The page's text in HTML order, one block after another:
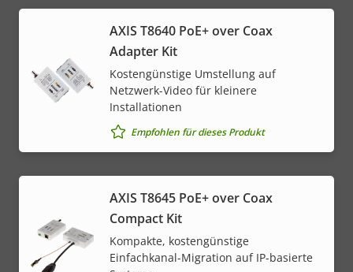
AXIS T8640 PoE+ over Coax
Adapter Kit
Kostengünstige Umstellung auf
Netzwerk-Video für kleinere
Installationen
Empfohlen für dieses Produkt
AXIS T8645 PoE+ over Coax
Compact Kit
Kompakte, kostengünstige
Einfachkanal-Migration auf IP-basierte